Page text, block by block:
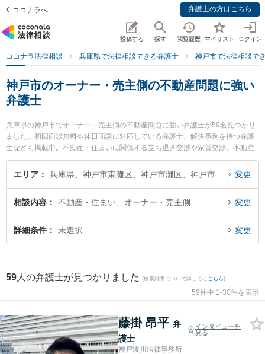
ココナラへ 弁護士の方はこちら
投稿する 探す 閲覧履歴 マイリスト ログイン
ココナラ法律相談 兵庫県で法律相談できる弁護士 神戸市で法律相談で
神戸市のオーナー・売主側の不動産問題に強い
弁護士
兵庫県の神戸市でオーナー・売主側の不動産問題に強い弁護士が59名見つかり
ました。初回面談無料や休日面談に対応している弁護士、解決事例を持つ弁護
士なども掲載中。不動産・住まいに関係する立ち退き交渉や家賃交渉、不動産
契約解除等の細かな分野での絞り込み検索もでき便利です。特に神戸湊川法律
事務所の藤掛 昂平弁護士や神戸香風法律事務所の𠮷原 清英弁護士、アトム神戸
側の不動産問題のトラブルを今すぐに弁護士に相談したい』『オーナー・売主
側の不動産問題のトラブル解決の実績豊富な近くの弁護士を検索したい』『初
回相談無料でオーナー・売主側の不動産問題を法律相談できる神戸市内の弁護
エリア 変更
相談内容 不動産・住まい、オーナー・売主側 変更
詳細条件 未選択 変更
59 人の弁護士が見つかりました (検索結果について詳しくは こちら)
59件中 1-30件を表示
藤掛 昂平 弁
護士
インタビューを
見る
神戸湊川法律事務所